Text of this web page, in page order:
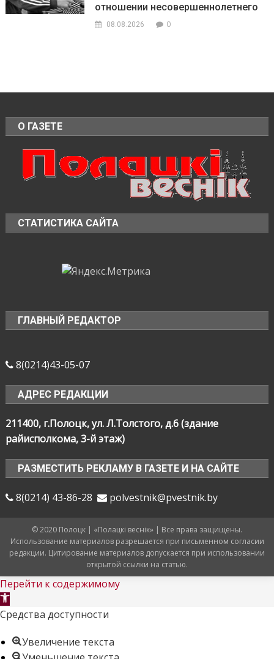
отношении несовершеннолетнего
08.08.2026 0
О ГАЗЕТЕ
СТАТИСТИКА САЙТА
ГЛАВНЫЙ РЕДАКТОР
8(0214)43-05-07
АДРЕС РЕДАКЦИИ
211400, г.Полоцк, ул. Л.Толстого, д.6 (здание
райисполкома, 3-й этаж)
РАЗМЕСТИТЬ РЕКЛАМУ В ГАЗЕТЕ И НА САЙТЕ
8(0214) 43-86-28 polvestnik@pvestnik.by
© 2020 Полоцк | «Полацкі веснік» | Все права защищены.
Использование материалов разрешается при письменном согласии
редакции. Цитирование материалов допускается при использовании
открытой ссылки на статью.
Перейти к содержимому
Открыть
панель
Средства доступности
Увеличение текста